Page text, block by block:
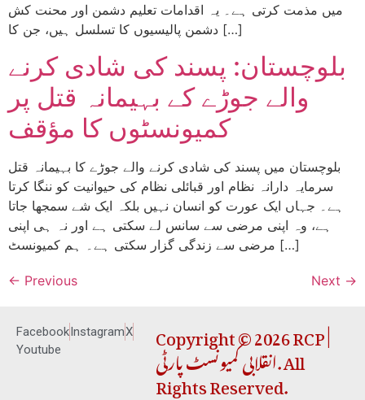
میں مذمت کرتی ہے۔ یہ اقدامات تعلیم دشمن اور محنت کش
دشمن پالیسیوں کا تسلسل ہیں، جن کا […]
بلوچستان: پسند کی شادی کرنے
والے جوڑے کے بہیمانہ قتل پر
کمیونسٹوں کا مؤقف
بلوچستان میں پسند کی شادی کرنے والے جوڑے کا بہیمانہ قتل
سرمایہ دارانہ نظام اور قبائلی نظام کی حیوانیت کو ننگا کرتا
ہے۔ جہاں ایک عورت کو انسان نہیں بلکہ ایک شے سمجھا جاتا
ہے، وہ اپنی مرضی سے سانس لے سکتی ہے اور نہ ہی اپنی
مرضی سے زندگی گزار سکتی ہے۔ ہم کمیونسٹ […]
← Previous Next →
FacebookInstagramX
Youtube
Copyright © 2026 RCP |
انقلابی کمیونسٹ پارٹی. All
Rights Reserved.